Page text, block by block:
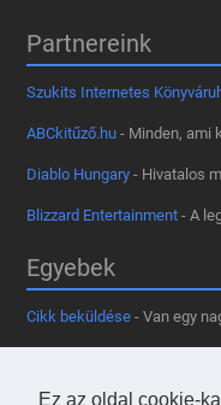
Ez az oldal cookie-
Partnereink
Szukits Internetes
ABCkitűző.hu - Minden, ami
Diablo Hungary - Hivatalos
Blizzard Entertainment - A
Egyebek
Cikk beküldése - Van egy
- Tetszik
Kapcsolat, médiaajánlat-